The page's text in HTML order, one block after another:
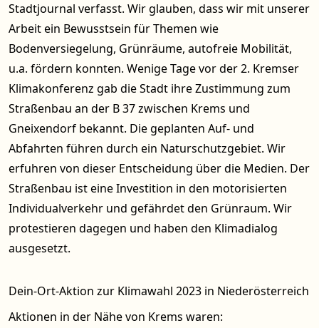
Stadtjournal verfasst. Wir glauben, dass wir mit unserer
Arbeit ein Bewusstsein für Themen wie
Bodenversiegelung, Grünräume, autofreie Mobilität,
u.a. fördern konnten. Wenige Tage vor der 2. Kremser
Klimakonferenz gab die Stadt ihre Zustimmung zum
Straßenbau an der B 37 zwischen Krems und
Gneixendorf bekannt. Die geplanten Auf- und
Abfahrten führen durch ein Naturschutzgebiet. Wir
erfuhren von dieser Entscheidung über die Medien. Der
Straßenbau ist eine Investition in den motorisierten
Individualverkehr und gefährdet den Grünraum. Wir
protestieren dagegen und haben den Klimadialog
ausgesetzt.
Dein-Ort-Aktion zur Klimawahl 2023 in Niederösterreich
Aktionen in der Nähe von Krems waren: